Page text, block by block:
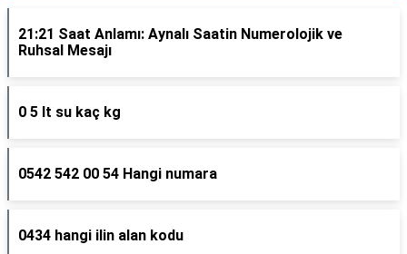
21:21 Saat Anlamı: Aynalı Saatin Numerolojik ve
Ruhsal Mesajı
0 5 lt su kaç kg
0542 542 00 54 Hangi numara
0434 hangi ilin alan kodu